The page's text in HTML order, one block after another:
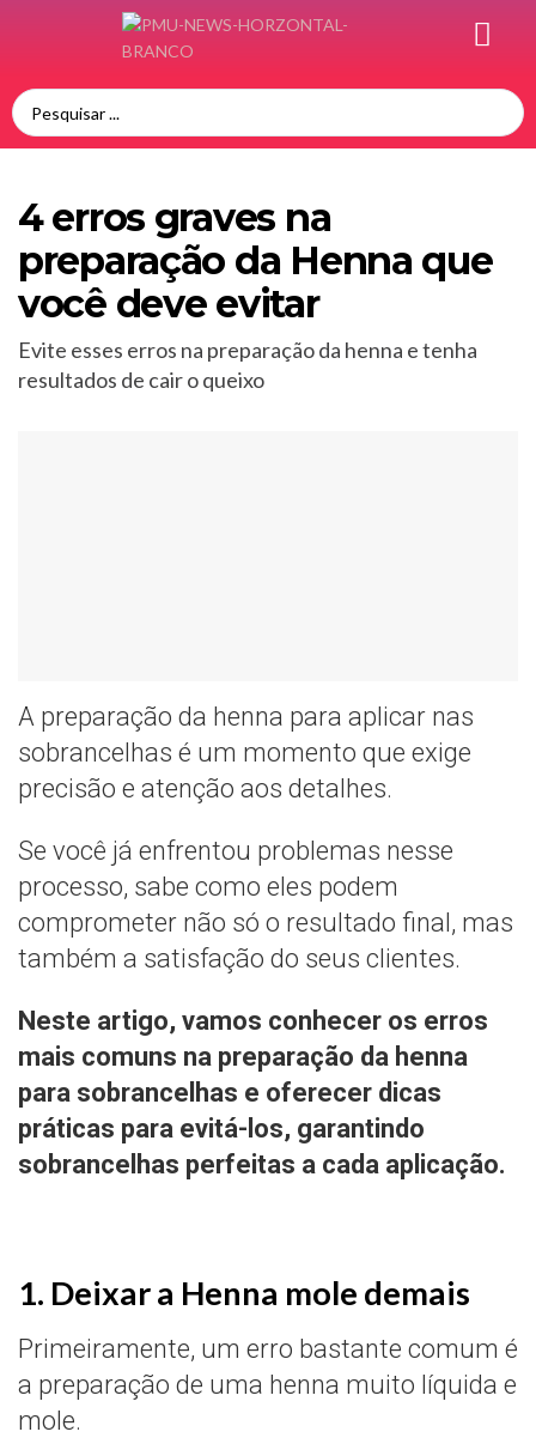
4 erros graves na
preparação da Henna que
você deve evitar
Evite esses erros na preparação da henna e tenha
resultados de cair o queixo
A preparação da henna para aplicar nas
sobrancelhas é um momento que exige
precisão e atenção aos detalhes.
Se você já enfrentou problemas nesse
processo, sabe como eles podem
comprometer não só o resultado final, mas
também a satisfação do seus clientes.
Neste artigo, vamos conhecer os erros
mais comuns na preparação da henna
para sobrancelhas e oferecer dicas
práticas para evitá-los, garantindo
sobrancelhas perfeitas a cada aplicação.
1. Deixar a Henna mole demais
Primeiramente, um erro bastante comum é
a preparação de uma henna muito líquida e
mole.